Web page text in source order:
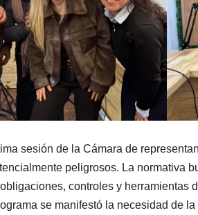
sesión de la Cámara de
peligrosos. La normativa
controles y herramientas
se manifestó la necesidad de